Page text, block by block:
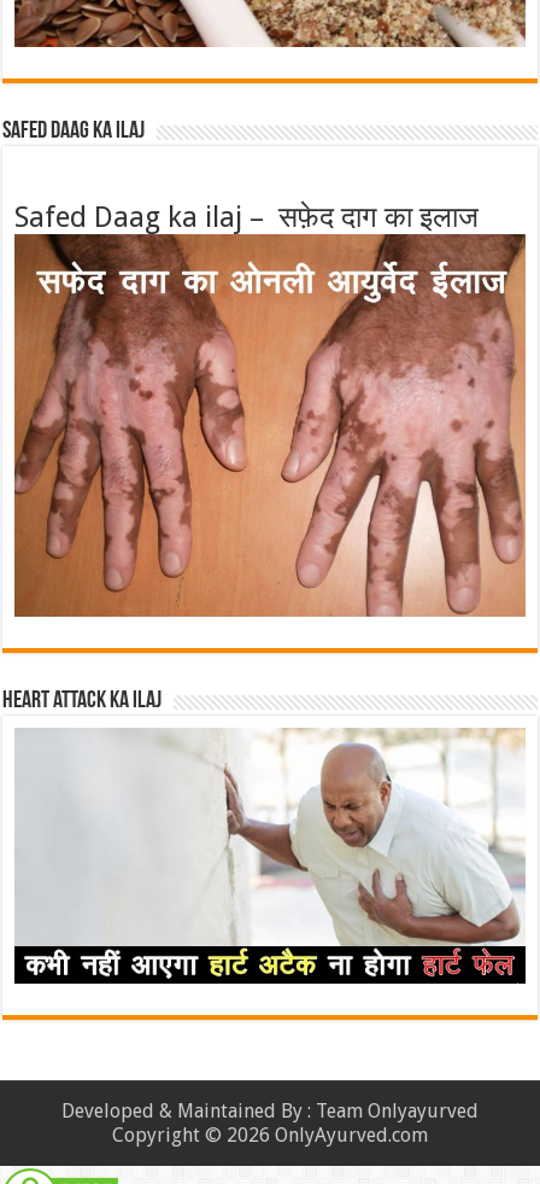
Safed Daag ka ilaj
Safed Daag ka ilaj – सफ़ेद दाग का इलाज
Heart attack ka ilaj
Developed & Maintained By : Team Onlyayurved
Copyright © 2026 OnlyAyurved.com